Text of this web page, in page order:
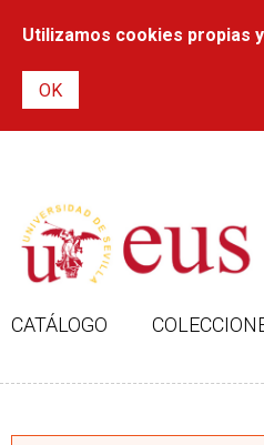
Utilizamos cookies propias
CATÁLOGO